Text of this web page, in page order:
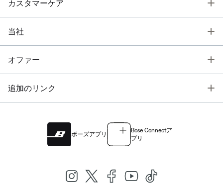
カスタマーケア
当社
オファー
追加のリンク
ボーズアプリ
Bose Connectア
プリ